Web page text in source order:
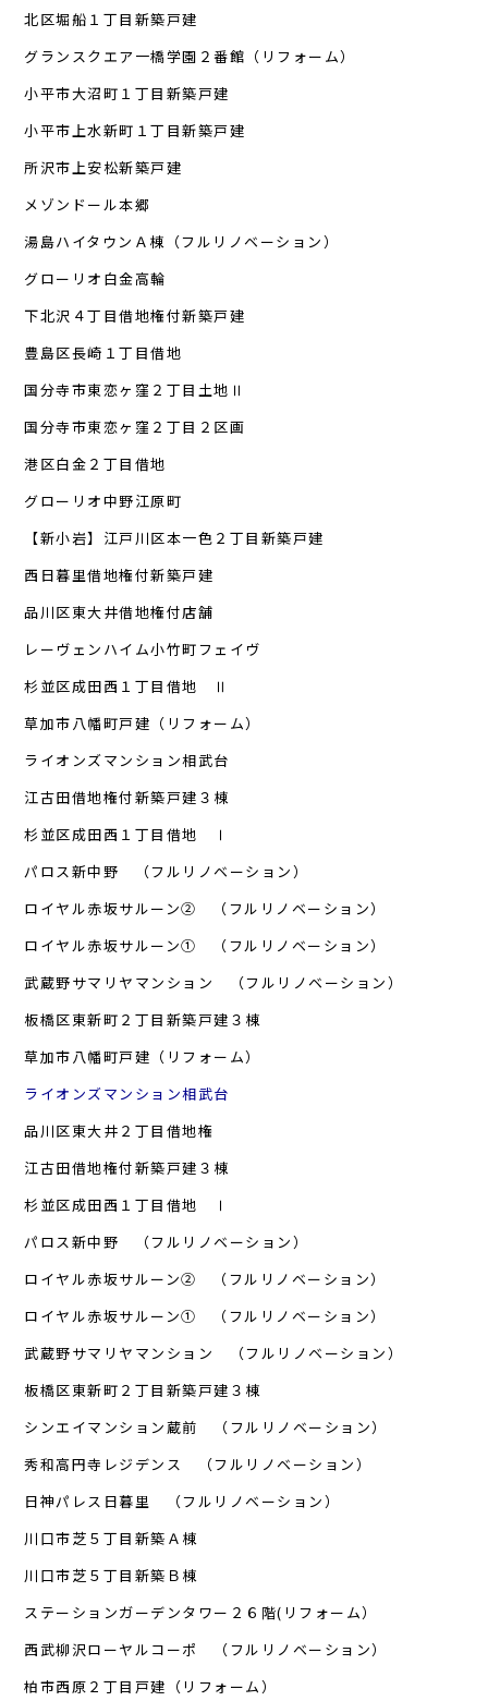
北区堀船１丁目新築戸建
グランスクエア一橋学園２番館（リフォーム）
小平市大沼町１丁目新築戸建
小平市上水新町１丁目新築戸建
所沢市上安松新築戸建
メゾンドール本郷
湯島ハイタウンＡ棟（フルリノベーション）
グローリオ白金高輪
下北沢４丁目借地権付新築戸建
豊島区長崎１丁目借地
国分寺市東恋ヶ窪２丁目土地Ⅱ
国分寺市東恋ヶ窪２丁目２区画
港区白金２丁目借地
グローリオ中野江原町
【新小岩】江戸川区本一色２丁目新築戸建
西日暮里借地権付新築戸建
品川区東大井借地権付店舗
レーヴェンハイム小竹町フェイヴ
杉並区成田西１丁目借地 Ⅱ
草加市八幡町戸建（リフォーム）
ライオンズマンション相武台
江古田借地権付新築戸建３棟
杉並区成田西１丁目借地 Ⅰ
パロス新中野 （フルリノベーション）
ロイヤル赤坂サルーン② （フルリノベーション）
ロイヤル赤坂サルーン① （フルリノベーション）
武蔵野サマリヤマンション （フルリノベーション）
板橋区東新町２丁目新築戸建３棟
草加市八幡町戸建（リフォーム）
ライオンズマンション相武台
品川区東大井２丁目借地権
江古田借地権付新築戸建３棟
杉並区成田西１丁目借地 Ⅰ
パロス新中野 （フルリノベーション）
ロイヤル赤坂サルーン② （フルリノベーション）
ロイヤル赤坂サルーン① （フルリノベーション）
武蔵野サマリヤマンション （フルリノベーション）
板橋区東新町２丁目新築戸建３棟
シンエイマンション蔵前 （フルリノベーション）
秀和高円寺レジデンス （フルリノベーション）
日神パレス日暮里 （フルリノベーション）
川口市芝５丁目新築Ａ棟
川口市芝５丁目新築Ｂ棟
ステーションガーデンタワー２６階(リフォーム）
西武柳沢ローヤルコーポ （フルリノベーション）
柏市西原２丁目戸建（リフォーム）